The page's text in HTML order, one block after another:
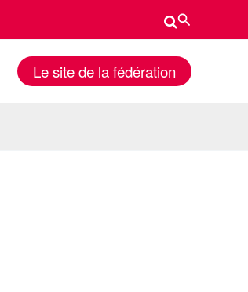
Rechercher
Le site de la fédération